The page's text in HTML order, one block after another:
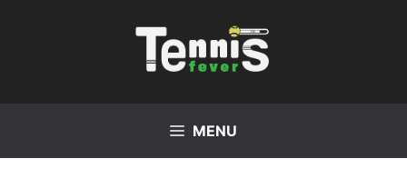
MENU